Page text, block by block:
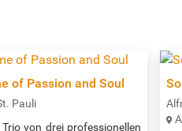
of Passion and Soul
Pauli
von drei professionellen